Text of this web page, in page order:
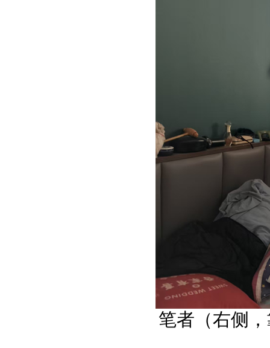
笔者（右侧